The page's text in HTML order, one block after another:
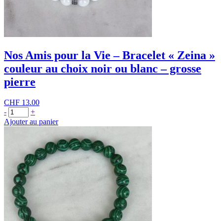
Nos Amis pour la Vie – Bracelet « Zeina »
couleur au choix noir ou blanc – grosse
pierre
CHF 13.00
- quantité
de
Nos
Vie
Bracelet
"Zeina"
couleur
au
choix
+
Ajouter au panier